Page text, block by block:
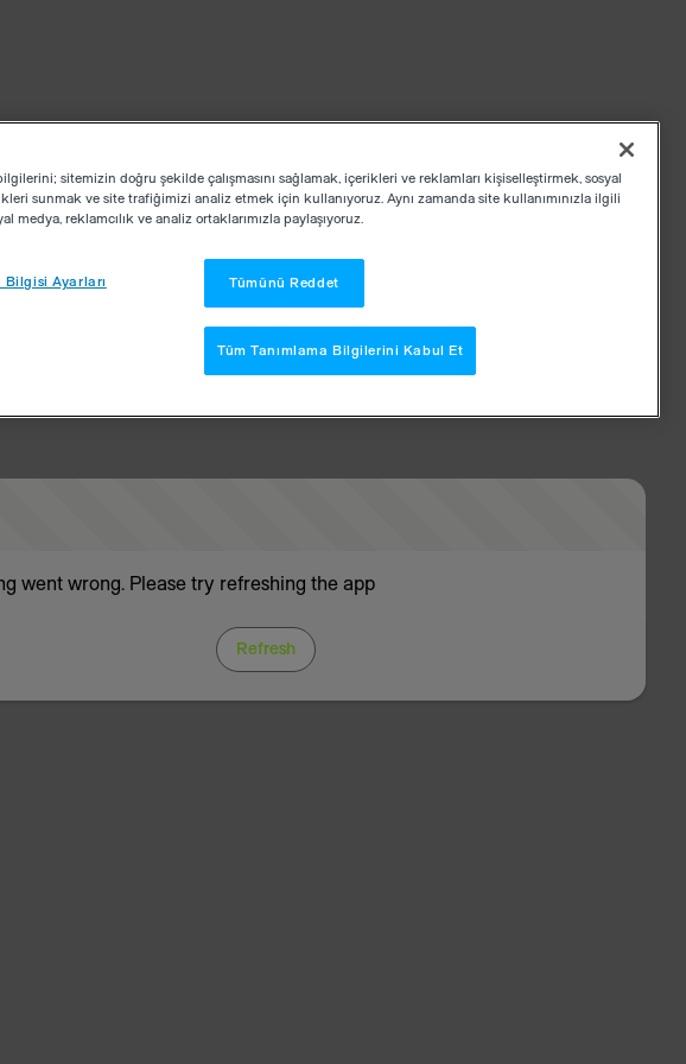
went wrong. Please try refreshing the app
Refresh
bilgilerini; sitemizin doğru şekilde çalışmasını sağlamak, içerikleri ve reklamları kişiselleştirmek, sosyal
sunmak ve site trafiğimizi analiz etmek için kullanıyoruz. Aynı zamanda site kullanımınızla ilgili
medya, reklamcılık ve analiz ortaklarımızla paylaşıyoruz.
Bilgisi Ayarları Tümünü Reddet
Tüm Tanımlama Bilgilerini Kabul Et